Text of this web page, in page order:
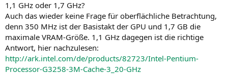
1,1 GHz oder 1,7 GHz?
Auch das wieder keine Frage für oberflächliche Betrachtung,
denn 350 MHz ist der Basistakt der GPU und 1,7 GB die
maximale VRAM-Größe. 1,1 GHz dagegen ist die richtige
Antwort, hier nachzulesen:
http://ark.intel.com/de/products/82723/Intel-Pentium-
Processor-G3258-3M-Cache-3_20-GHz